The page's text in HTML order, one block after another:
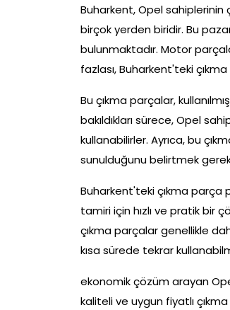
Buharkent, Opel sahiplerinin
birçok yerden biridir. Bu
bulunmaktadır. Motor
fazlası, Buharkent'teki
Bu çıkma parçalar,
bakıldıkları sürece, Opel
kullanabilirler. Ayrıca, bu
sunulduğunu belirtmek
Buharkent'teki çıkma parça
tamiri için hızlı ve pratik bir
çıkma parçalar genellikle
kısa sürede tekrar
ekonomik çözüm arayan
kaliteli ve uygun fiyatlı